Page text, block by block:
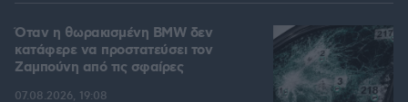
Όταν η θωρακισμένη BMW δεν
κατάφερε να προστατεύσει τον
Ζαμπούνη από τις σφαίρες
07.08.2026, 19:08